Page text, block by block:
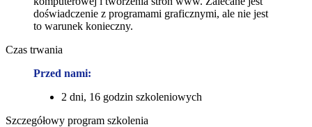
doświadczenie z programami graficznymi, ale nie jest
to warunek konieczny.
Czas trwania
Przed nami:
2 dni, 16 godzin szkoleniowych
Szczegółowy program szkolenia